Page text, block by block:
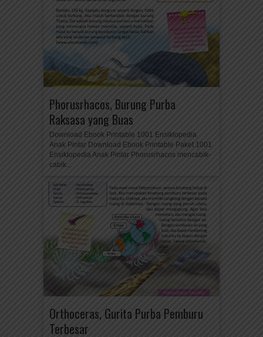
Phorusrhacos, Burung Purba
Raksasa yang Buas
Download Ebook Printable 1001 Ensiklopedia
Anak Pintar Download Ebook Printable Paket 1001
Ensiklopedia Anak Pintar Phorusrhacos mencabik-
cabik...
Orthoceras, Gurita Purba Pemburu
Terbesar